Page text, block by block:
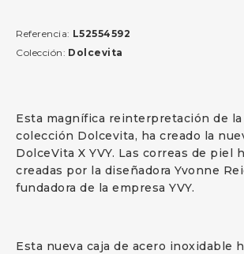
Esta magnífica reinterpretación de
colección Dolcevita, ha creado la
DolceVita X YVY. Las correas de piel
creadas por la diseñadora Yvonne
fundadora de la empresa YVY.
Esta nueva caja de acero inoxidable
Referencia: L52554592
Colección: Dolcevita